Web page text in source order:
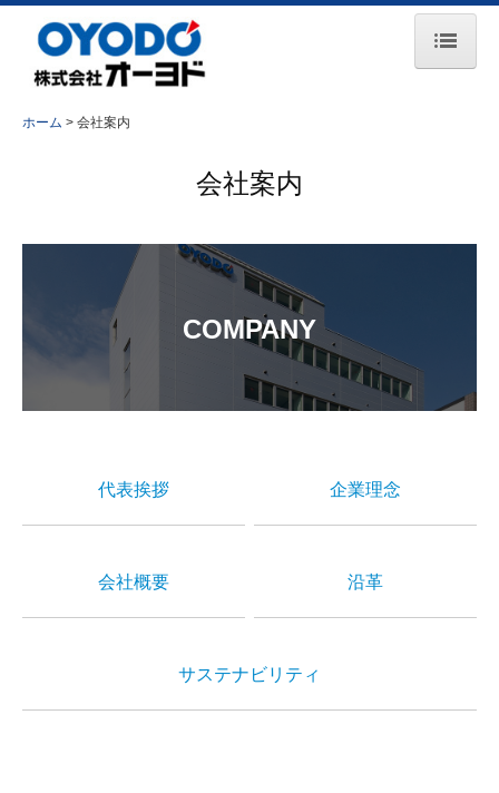
主要取引先
鉄道保守車両事業
採用情報
募集要項（産業機械本部 整備士 本社)
募集要項（産業機械本部 整備士 枚方)
募集要項（産業機械本部 整備士 南大阪)
募集要項（産業機械本部 整備士 奈良)
ホーム 会社案内
会社案内
COMPANY
代表挨拶 企業理念
会社概要 沿革
サステナビリティ